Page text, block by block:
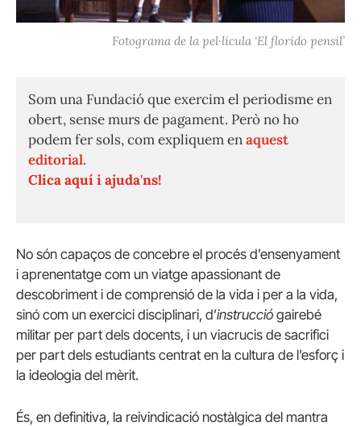
Fotograma de la pel·lícula ‘El florido pensil’
Som una Fundació que exercim el periodisme en
obert, sense murs de pagament. Però no ho
podem fer sols, com expliquem enaquest
editorial.
Clica aquí i ajuda'ns!
No són capaços de concebre el procés d’ensenyament
i aprenentatge com un viatge apassionant de
descobriment i de comprensió de la vida i per a la vida,
sinó com un exercici disciplinari, d’instrucció gairebé
militar per part dels docents, i un viacrucis de sacrifici
per part dels estudiants centrat en la cultura de l’esforç i
la ideologia del mèrit.
És, en definitiva, la reivindicació nostàlgica del mantra